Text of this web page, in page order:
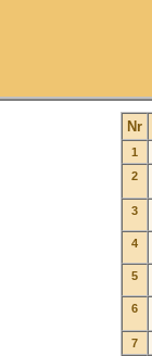
Nr
1
2
3
4
5
6
7